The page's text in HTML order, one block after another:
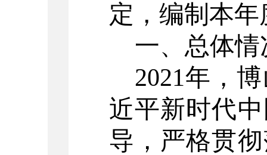
定，编制本
一、总体情
2021年，
近平新时代
导，严格贯